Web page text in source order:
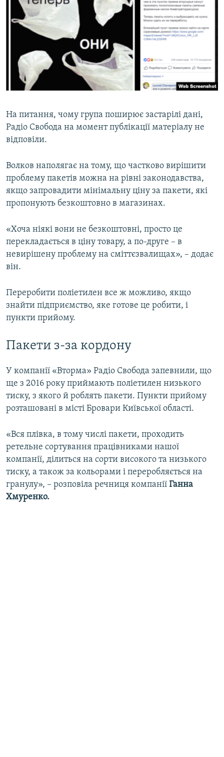
На питання, чому група поширює застарілі дані,
Радіо Свобода на момент публікації матеріалу не
відповіли.
Волков наполягає на тому, що частково вирішити
проблему пакетів можна на рівні законодавства,
якщо запровадити мінімальну ціну за пакети, які
пропонують безкоштовно в магазинах.
«Хоча ніякі вони не безкоштовні, просто це
перекладається в ціну товару, а по-друге – в
невирішену проблему на сміттєзвалищах», – додає
він.
Переробити поліетилен все ж можливо, якщо
знайти підприємство, яке готове це робити, і
пункти прийому.
Пакети з-за кордону
У компанії «Вторма» Радіо Свобода запевнили, що
ще з 2016 року приймають поліетилен низького
тиску, з якого й роблять пакети. Пункти прийому
розташовані в місті Бровари Київської області.
«Вся плівка, в тому числі пакети, проходить
ретельне сортування працівниками нашої
компанії, ділиться на сорти високого та низького
тиску, а також за кольорами і переробляється на
гранулу», – розповіла речниця компанії Ганна
Хмуренко.